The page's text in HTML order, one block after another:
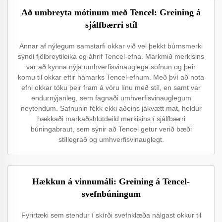
Að umbreyta mótinum með Tencel: Greining á
sjálfbærri stíl
Annar af nýlegum samstarfi okkar við vel þekkt búrnsmerki
sýndi fjölbreytileika og áhrif Tencel-efna. Markmið merkisins
var að kynna nýja umhverfisvinauglega söfnun og þeir
komu til okkar eftir hámarks Tencel-efnum. Með því að nota
efni okkar tóku þeir fram á vöru línu með stíl, en samt var
endurnýjanleg, sem fagnaði umhverfisvinauglegum
neytendum. Safnunin fékk ekki aðeins jákvætt mat, heldur
hækkaði markaðshlutdeild merkisins í sjálfbærri
búningabraut, sem sýnir að Tencel getur verið bæði
stíllegrað og umhverfisvinauglegt.
Hækkun á vinnumáli: Greining á Tencel-
svefnbúningum
Fyrirtæki sem stendur í skírði svefnklæða nálgast okkur til